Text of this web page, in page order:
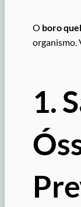
O boro
organismo.
1.